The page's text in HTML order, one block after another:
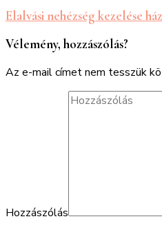
Elalvási nehézség kezelése
Vélemény, hozzászólás?
Az e-mail címet nem tesszük
Hozzászólás